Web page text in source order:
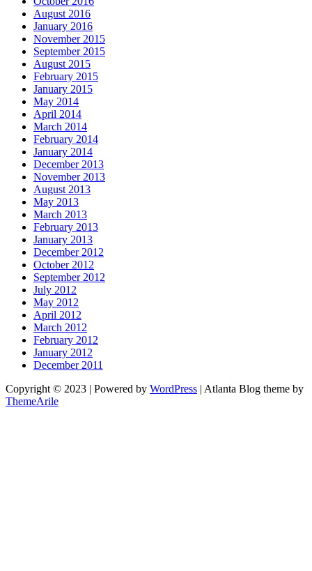
August 2016
January 2016
November 2015
September 2015
August 2015
February 2015
January 2015
May 2014
April 2014
March 2014
February 2014
January 2014
December 2013
November 2013
August 2013
May 2013
March 2013
February 2013
January 2013
December 2012
October 2012
September 2012
July 2012
May 2012
April 2012
March 2012
February 2012
January 2012
December 2011
Copyright © 2023 | Powered by WordPress | Atlanta Blog theme by
ThemeArile